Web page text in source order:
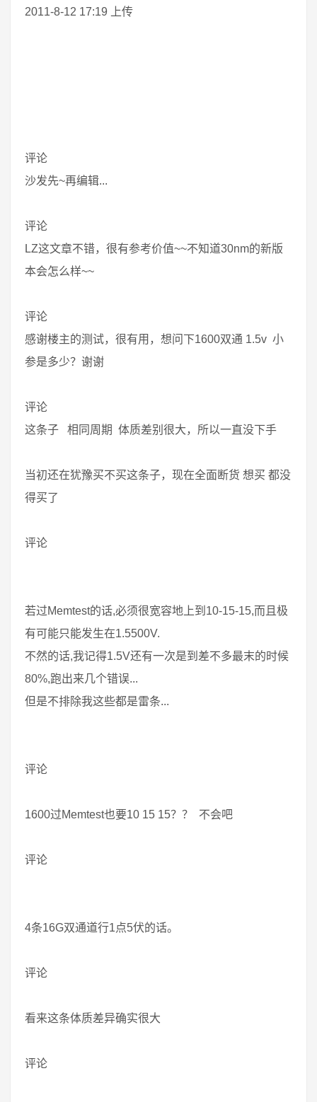
2011-8-12 17:19 上传
评论
沙发先~再编辑...
评论
LZ这文章不错，很有参考价值~~不知道30nm的新版
本会怎么样~~
评论
感谢楼主的测试，很有用，想问下1600双通 1.5v 小
参是多少？谢谢
评论
这条子 相同周期 体质差别很大，所以一直没下手
当初还在犹豫买不买这条子，现在全面断货 想买 都没
得买了
评论
若过Memtest的话,必须很宽容地上到10-15-15,而且极
有可能只能发生在1.5500V.
不然的话,我记得1.5V还有一次是到差不多最末的时候
80%,跑出来几个错误...
但是不排除我这些都是雷条...
评论
1600过Memtest也要10 15 15？？ 不会吧
评论
4条16G双通道行1点5伏的话。
评论
看来这条体质差异确实很大
评论